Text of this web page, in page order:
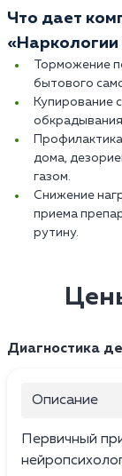
Что дает
Торможение
бытового
Купирование
дома,
газом.
Снижение
приема
рутину.
Диагностика
Описание
Первичный